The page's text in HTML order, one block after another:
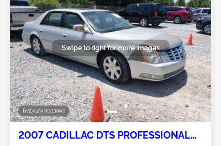
Будущая продажа
Swipe to right for more images
2007 CADILLAC DTS PROFESSIONAL